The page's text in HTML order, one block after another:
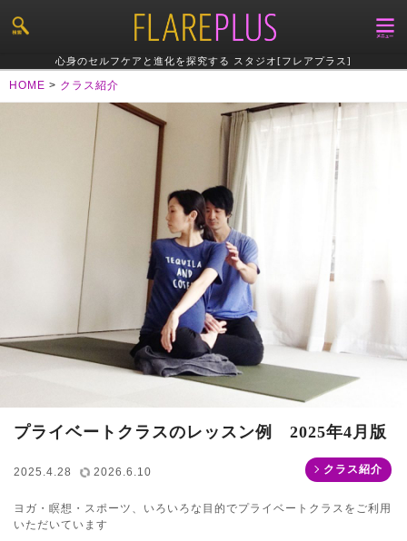
心身のセルフケアと進化を探究する スタジオ[フレアプラス]
HOME > クラス紹介
プライベートクラスのレッスン例 2025年4月版
2025.4.28 2026.6.10 クラス紹介
ヨガ・瞑想・スポーツ、いろいろな目的でプライベートクラスをご利用
いただいています